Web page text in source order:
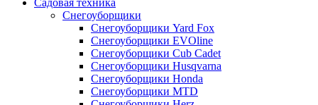
Садовая техника
Снегоуборщики
Снегоуборщики Yard Fox
Снегоуборщики EVOline
Снегоуборщики Cub Cadet
Снегоуборщики Husqvarna
Снегоуборщики Honda
Снегоуборщики MTD